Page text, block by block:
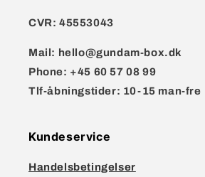
CVR: 45553043
Mail: hello@gundam-box.dk
Phone: +45 60 57 08 99
Tlf-åbningstider: 10-15 man-fre
Kundeservice
Handelsbetingelser